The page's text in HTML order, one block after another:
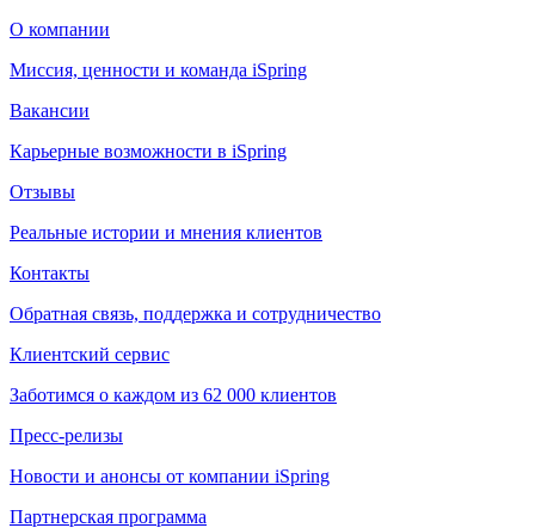
О компании
Миссия, ценности и команда iSpring
Вакансии
Карьерные возможности в iSpring
Отзывы
Реальные истории и мнения клиентов
Контакты
Обратная связь, поддержка и сотрудничество
Клиентский сервис
Заботимся о каждом из 62 000 клиентов
Пресс-релизы
Новости и анонсы от компании iSpring
Партнерская программа